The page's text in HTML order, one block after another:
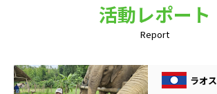
活動レポート
Report
ラオス